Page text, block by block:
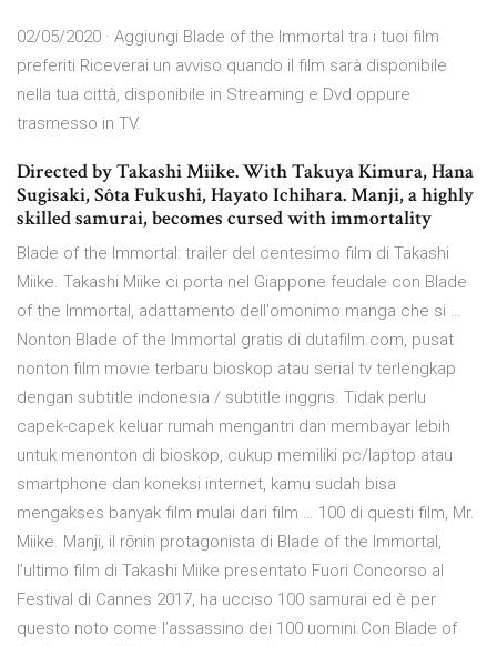
02/05/2020 · Aggiungi Blade of the Immortal tra i tuoi film
preferiti Riceverai un avviso quando il film sarà disponibile
nella tua città, disponibile in Streaming e Dvd oppure
trasmesso in TV.
Directed by Takashi Miike. With Takuya Kimura, Hana
Sugisaki, Sôta Fukushi, Hayato Ichihara. Manji, a highly
skilled samurai, becomes cursed with immortality
Blade of the Immortal: trailer del centesimo film di Takashi
Miike. Takashi Miike ci porta nel Giappone feudale con Blade
of the Immortal, adattamento dell'omonimo manga che si …
Nonton Blade of the Immortal gratis di dutafilm.com, pusat
nonton film movie terbaru bioskop atau serial tv terlengkap
dengan subtitle indonesia / subtitle inggris. Tidak perlu
capek-capek keluar rumah mengantri dan membayar lebih
untuk menonton di bioskop, cukup memiliki pc/laptop atau
smartphone dan koneksi internet, kamu sudah bisa
mengakses banyak film mulai dari film … 100 di questi film, Mr.
Miike. Manji, il rōnin protagonista di Blade of the Immortal,
l’ultimo film di Takashi Miike presentato Fuori Concorso al
Festival di Cannes 2017, ha ucciso 100 samurai ed è per
questo noto come l’assassino dei 100 uomini.Con Blade of